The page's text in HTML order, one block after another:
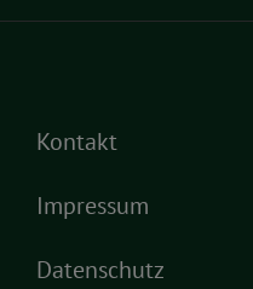
Kontakt
Impressum
Datenschutz